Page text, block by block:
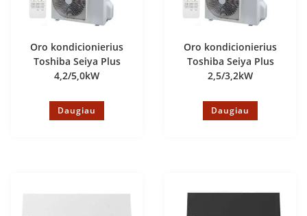
Oro kondicionierius
Toshiba Seiya Plus
4,2/5,0kW
Daugiau
Oro kondicionierius
Toshiba Seiya Plus
2,5/3,2kW
Daugiau